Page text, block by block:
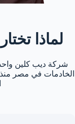
لماذا
شركة ديب كلين